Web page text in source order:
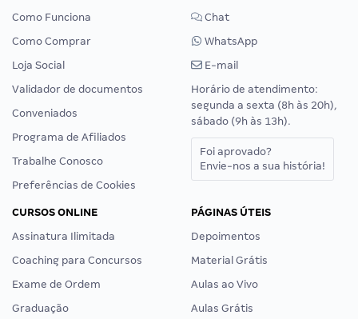
Como Funciona
Como Comprar
Loja Social
Validador de documentos
Conveniados
Programa de Afiliados
Trabalhe Conosco
Preferências de Cookies
Chat
WhatsApp
E-mail
Horário de atendimento:
segunda a sexta (8h às 20h),
sábado (9h às 13h).
Foi aprovado?
Envie-nos a sua história!
CURSOS ONLINE
Assinatura Ilimitada
Coaching para Concursos
Exame de Ordem
Graduação
PÁGINAS ÚTEIS
Depoimentos
Material Grátis
Aulas ao Vivo
Aulas Grátis